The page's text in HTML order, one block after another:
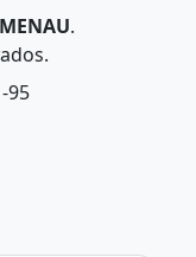
.
95